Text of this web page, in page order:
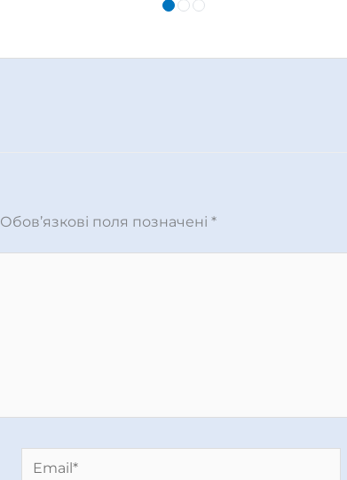
Обов’язкові поля позначені *